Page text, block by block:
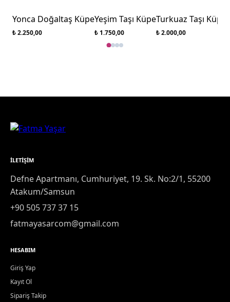
Yonca Doğaltaş Küpe
₺ 2.250,00
Yeşim Taşı Küpe
₺ 1.750,00
Turkuaz Taşı Küpe
₺ 2.000,00
İLETIŞIM
Defne Apartmanı, Cumhuriyet, 19. Sk. No:2/1, 55200
Atakum/Samsun
+90 505 737 37 15
fatmayasarcom@gmail.com
HESABIM
Giriş Yap
Kayıt Ol
Sipariş Takip